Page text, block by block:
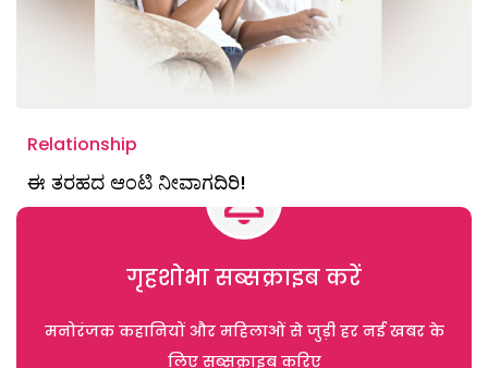
Relationship
ಈ ತರಹದ ಆಂಟಿ ನೀವಾಗದಿರಿ!
गृहशोभा सब्सक्राइब करें
मनोरंजक कहानियों और महिलाओं से जुड़ी हर नई खबर के
लिए सब्सक्राइब करिए